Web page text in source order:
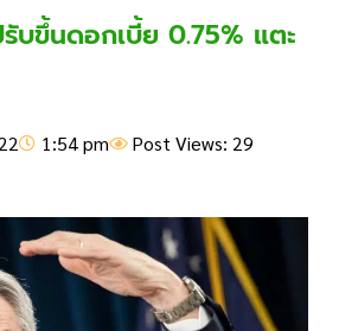
บขึ้นดอกเบี้ย 0.75% แตะ
1:54 pm Post Views: 29